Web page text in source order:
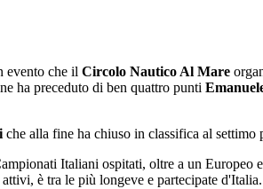
evento che il Circolo Nautico Al Mare
ha preceduto di ben quattro punti
che alla fine ha chiuso in classifica al settimo
Italiani ospitati, oltre a un Europeo
è tra le più longeve e partecipate d'Italia.